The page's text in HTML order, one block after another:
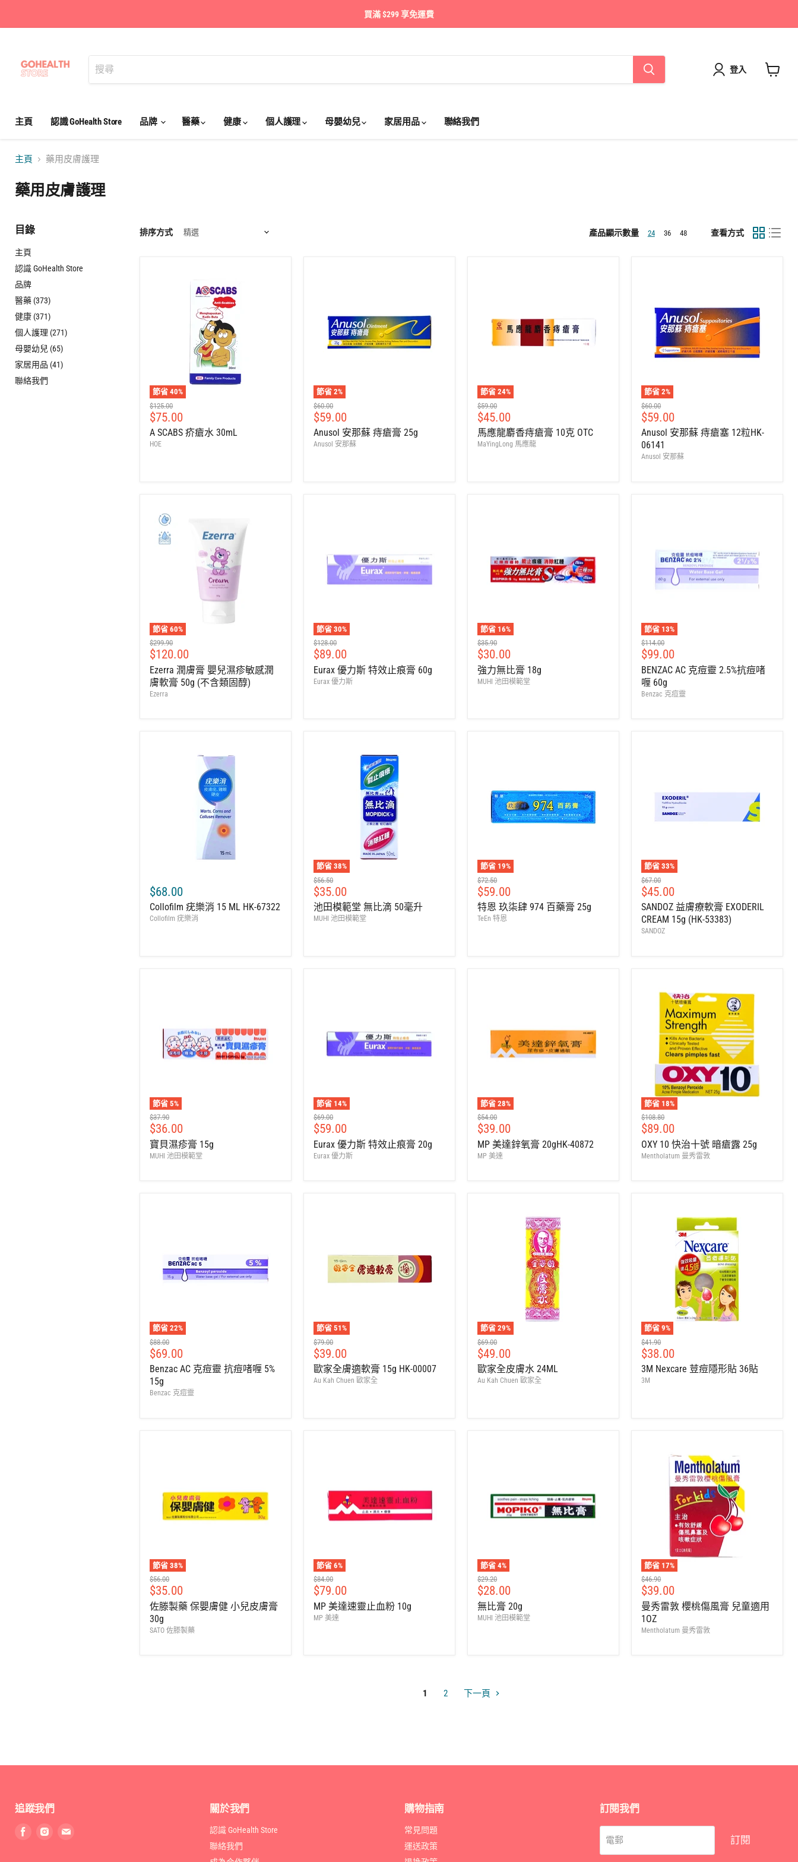
買滿 $299 享免運費
登入
主頁 認識 GoHealth Store 品牌 醫藥 健康 個人護理 母嬰幼兒 家居用品 聯絡我們
主頁 藥用皮膚護理
藥用皮膚護理
目錄
主頁
認識 GoHealth Store
品牌
醫藥 (373)
健康 (371)
個人護理 (271)
母嬰幼兒 (65)
家居用品 (41)
聯絡我們
排序方式 產品顯示數量 24 36 48 查看方式
節省40%
建
議
零
售
價
$125.00
售
價
$75.00
A SCABS 疥瘡水 30mL
HOE
節省2%
建
議
零
售
價
$60.00
售
價
$59.00
Anusol 安那蘇 痔瘡膏 25g
Anusol 安那蘇
節省24%
建
議
零
售
價
$59.00
售
價
$45.00
馬應龍麝香痔瘡膏 10克 OTC
MaYingLong 馬應龍
節省2%
建
議
零
售
價
$60.00
售
價
$59.00
Anusol 安那蘇 痔瘡塞 12粒HK-
06141
Anusol 安那蘇
節省60%
建
議
零
售
價
$299.90
售
價
$120.00
Ezerra 潤膚膏 嬰兒濕疹敏感潤
膚軟膏 50g (不含類固醇)
Ezerra
節省30%
建
議
零
售
價
$128.00
售
價
$89.00
Eurax 優力斯 特效止痕膏 60g
Eurax 優力斯
節省 16%
建
議
零
售
價
$35.90
售
價
$30.00
強力無比膏 18g
MUHI 池田模範堂
節省 13%
建
議
零
售
價
$114.00
售
價
$99.00
BENZAC AC 克痘靈 2.5%抗痘啫
喱 60g
Benzac 克痘靈
$68.00
Collofilm 疣樂消 15 ML HK-67322
Collofilm 疣樂消
節省38%
建
議
零
售
價
$56.50
售
價
$35.00
池田模範堂 無比滴 50毫升
MUHI 池田模範堂
節省 19%
建
議
零
售
價
$72.50
售
價
$59.00
特恩 玖柒肆 974 百藥膏 25g
TeEn 特恩
節省33%
建
議
零
售
價
$67.00
售
價
$45.00
SANDOZ 益膚療軟膏 EXODERIL
CREAM 15g (HK-53383)
SANDOZ
節省5%
建
議
零
售
價
$37.90
售
價
$36.00
寶貝濕疹膏 15g
MUHI 池田模範堂
節省 14%
建
議
零
售
價
$69.00
售
價
$59.00
Eurax 優力斯 特效止痕膏 20g
Eurax 優力斯
節省28%
建
議
零
售
價
$54.00
售
價
$39.00
MP 美達鋅氧膏 20gHK-40872
MP 美達
節省 18%
建
議
零
售
價
$108.80
售
價
$89.00
OXY 10 快治十號 暗瘡露 25g
Mentholatum 曼秀雷敦
節省22%
建
議
零
售
價
$88.00
售
價
$69.00
Benzac AC 克痘靈 抗痘啫喱 5%
15g
Benzac 克痘靈
節省51%
建
議
零
售
價
$79.00
售
價
$39.00
歐家全膚適軟膏 15g HK-00007
Au Kah Chuen 歐家全
節省29%
建
議
零
售
價
$69.00
售
價
$49.00
歐家全皮膚水 24ML
Au Kah Chuen 歐家全
節省9%
建
議
零
售
價
$41.90
售
價
$38.00
3M Nexcare 荳痘隱形貼 36貼
3M
節省38%
建
議
零
售
價
$56.00
售
價
$35.00
佐滕製藥 保嬰膚健 小兒皮膚膏
30g
SATO 佐滕製藥
節省6%
建
議
零
售
價
$84.00
售
價
$79.00
MP 美達速靈止血粉 10g
MP 美達
節省4%
建
議
零
售
價
$29.20
售
價
$28.00
無比膏 20g
MUHI 池田模範堂
節省 17%
建
議
零
售
價
$46.90
售
價
$39.00
曼秀雷敦 櫻桃傷風膏 兒童適用
1OZ
Mentholatum 曼秀雷敦
1 2 下一頁
追蹤我們 關於我們
認識 GoHealth Store
聯絡我們
購物指南
常見問題
運送政策
訂閱我們
電郵 訂閱